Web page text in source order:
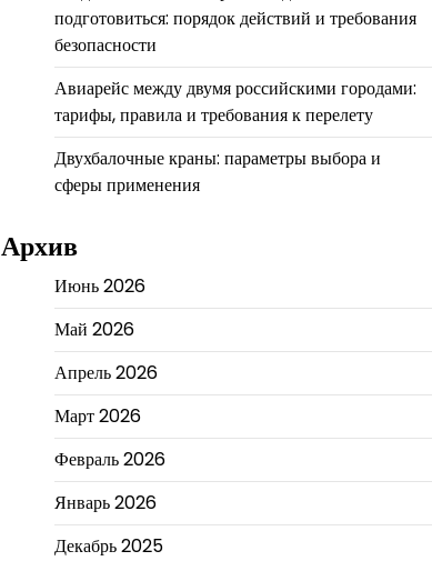
подготовиться: порядок действий и требования
безопасности
Авиарейс между двумя российскими городами:
тарифы, правила и требования к перелету
Двухбалочные краны: параметры выбора и
сферы применения
Архив
Июнь 2026
Май 2026
Апрель 2026
Март 2026
Февраль 2026
Январь 2026
Декабрь 2025